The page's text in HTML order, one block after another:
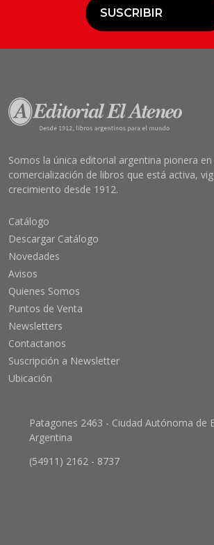
SUSCRIBIR
Somos la única editorial argentina pionera
comercialización de libros que está activa,
crecimiento desde 1912.
Catálogo
Descargar Catálogo
Novedades
Avisos
Quienes Somos
Puntos de Venta
Newsletters
Contactanos
Suscripción a Newsletter
Ubicación
Patagones 2463 - Ciudad Autónoma de
Argentina
(54911) 2162 - 8737